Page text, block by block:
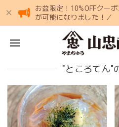
お盆限定！10%OFFクー
が可能になりました！／
"ところてん"